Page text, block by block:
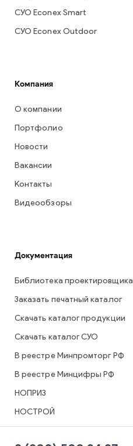
СУО Econex Smart
СУО Econex Outdoor
Компания
О компании
Портфолио
Новости
Вакансии
Контакты
Видеообзоры
Документация
Библиотека проектировщика
Заказать печатный каталог
Скачать каталог продукции
Скачать каталог СУО
В реестре Минпромторг РФ
В реестре Минцифры РФ
НОПРИЗ
НОСТРОЙ